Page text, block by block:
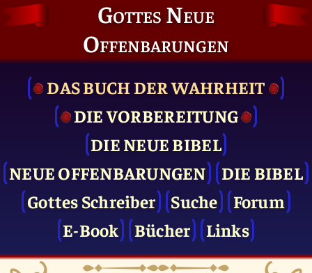
Gottes Neue
Offenbarungen
DAS BUCH DER WAHRHEIT
DIE VOR­BEREITUNG
DIE NEUE BIBEL
NEUE OFFENBARUNGEN
DIE BIBEL
Gottes Schreiber
Suche
Forum
E-Book
Bücher Links